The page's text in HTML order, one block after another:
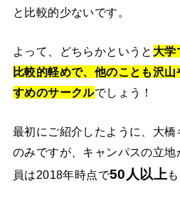
と比較的少ないです。
よって、どちらかというと 大学
比較的軽めで、他のことも沢
すめのサークルでしょう！
最初にご紹介したように、大
のみですが、キャンパスの立地
員は2018年時点で50人以上